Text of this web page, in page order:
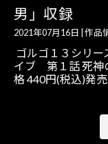
男」収録
2021年07月16日 作品
ゴルゴ１３シリ
イブ 第１話 死神
格 440円(税込)発売